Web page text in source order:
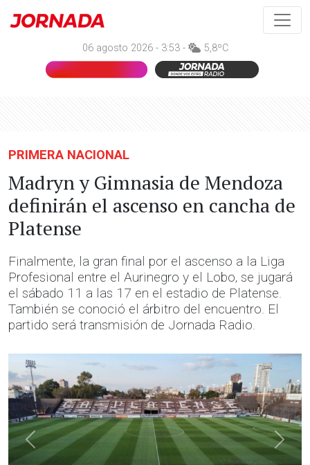
06 agosto 2026 - 3:53 - 5,8ºC
PRIMERA NACIONAL
Madryn y Gimnasia de Mendoza
definirán el ascenso en cancha de
Platense
Finalmente, la gran final por el ascenso a la Liga
Profesional entre el Aurinegro y el Lobo, se jugará
el sábado 11 a las 17 en el estadio de Platense.
También se conoció el árbitro del encuentro. El
partido será transmisión de Jornada Radio.
Anterior